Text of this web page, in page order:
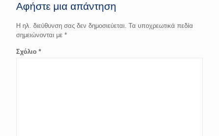
Αφήστε μια απάντηση
Η ηλ. διεύθυνση σας δεν δημοσιεύεται. Τα υποχρεωτικά πεδία
σημειώνονται με *
Σχόλιο *